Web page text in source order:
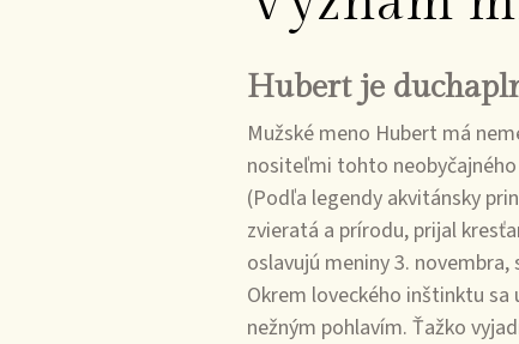
Hubert je
Mužské meno Hubert má
nositeľmi tohto
(Podľa legendy akvitánsky
zvieratá a prírodu, prijal
oslavujú meniny 3.
Okrem loveckého inštinktu
nežným pohlavím. Ťažko